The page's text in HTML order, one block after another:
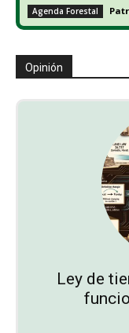
Agenda Forestal
Opinión
Ley de